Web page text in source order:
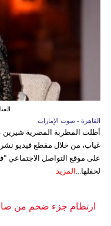
القاهرة - صوت الإمارات
أطلت المطربة المصرية شيرين
غياب، من خلال مقطع فيديو
على موقع التواصل
لحفلها... المزيد
ارتطام جزء ضخم من